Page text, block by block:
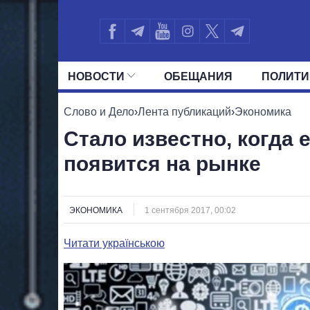
НОВОСТИ ОБЕЩАНИЯ
ВСЕ ПОЛИТИКИ ПРЕЗИДЕНТ И
Слово и Дело›Лента публикаций›Экономика
Стало известно, когда
появится на рынке
ЭКОНОМИКА 1 сентября 2017, 00:02
Читати українською